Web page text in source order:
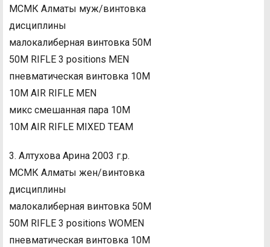
МСМК Алматы муж/винтовка
дисциплины
малокалиберная винтовка 50М
50M RIFLE 3 positions MEN
пневматическая винтовка 10М
10M AIR RIFLE MEN
микс смешанная пара 10М
10M AIR RIFLE MIXED TEAM
3. Алтухова Арина 2003 г.р.
МСМК Алматы жен/винтовка
дисциплины
малокалиберная винтовка 50М
50M RIFLE 3 positions WOMEN
пневматическая винтовка 10М